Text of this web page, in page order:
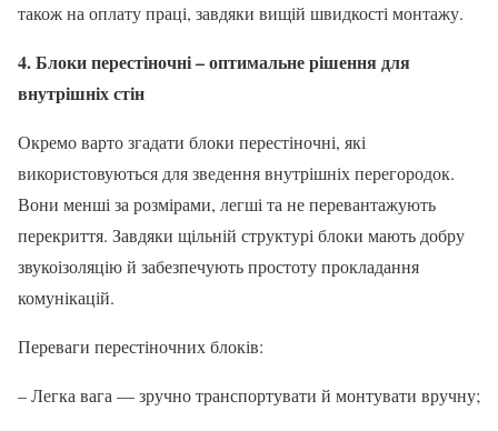
також на оплату праці, завдяки вищій швидкості монтажу.
4. Блоки перестіночні – оптимальне рішення для
внутрішніх стін
Окремо варто згадати блоки перестіночні, які
використовуються для зведення внутрішніх перегородок.
Вони менші за розмірами, легші та не перевантажують
перекриття. Завдяки щільній структурі блоки мають добру
звукоізоляцію й забезпечують простоту прокладання
комунікацій.
Переваги перестіночних блоків:
– Легка вага — зручно транспортувати й монтувати вручну;